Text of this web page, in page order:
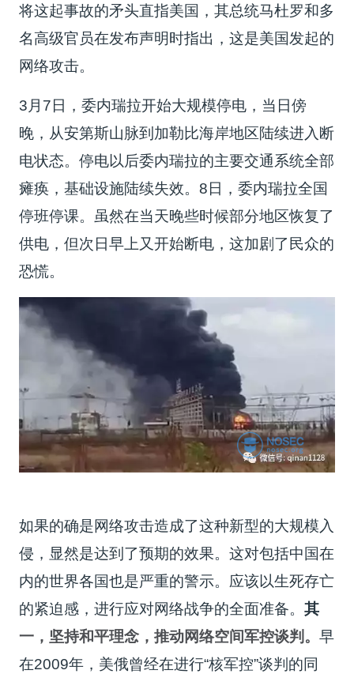
将这起事故的矛头直指美国，其总统马杜罗和多
名高级官员在发布声明时指出，这是美国发起的
网络攻击。
3月7日，委内瑞拉开始大规模停电，当日傍
晚，从安第斯山脉到加勒比海岸地区陆续进入断
电状态。停电以后委内瑞拉的主要交通系统全部
瘫痪，基础设施陆续失效。8日，委内瑞拉全国
停班停课。虽然在当天晚些时候部分地区恢复了
供电，但次日早上又开始断电，这加剧了民众的
恐慌。
如果的确是网络攻击造成了这种新型的大规模入
侵，显然是达到了预期的效果。这对包括中国在
内的世界各国也是严重的警示。应该以生死存亡
的紧迫感，进行应对网络战争的全面准备。其
一，坚持和平理念，推动网络空间军控谈判。早
在2009年，美俄曾经在进行“核军控”谈判的同